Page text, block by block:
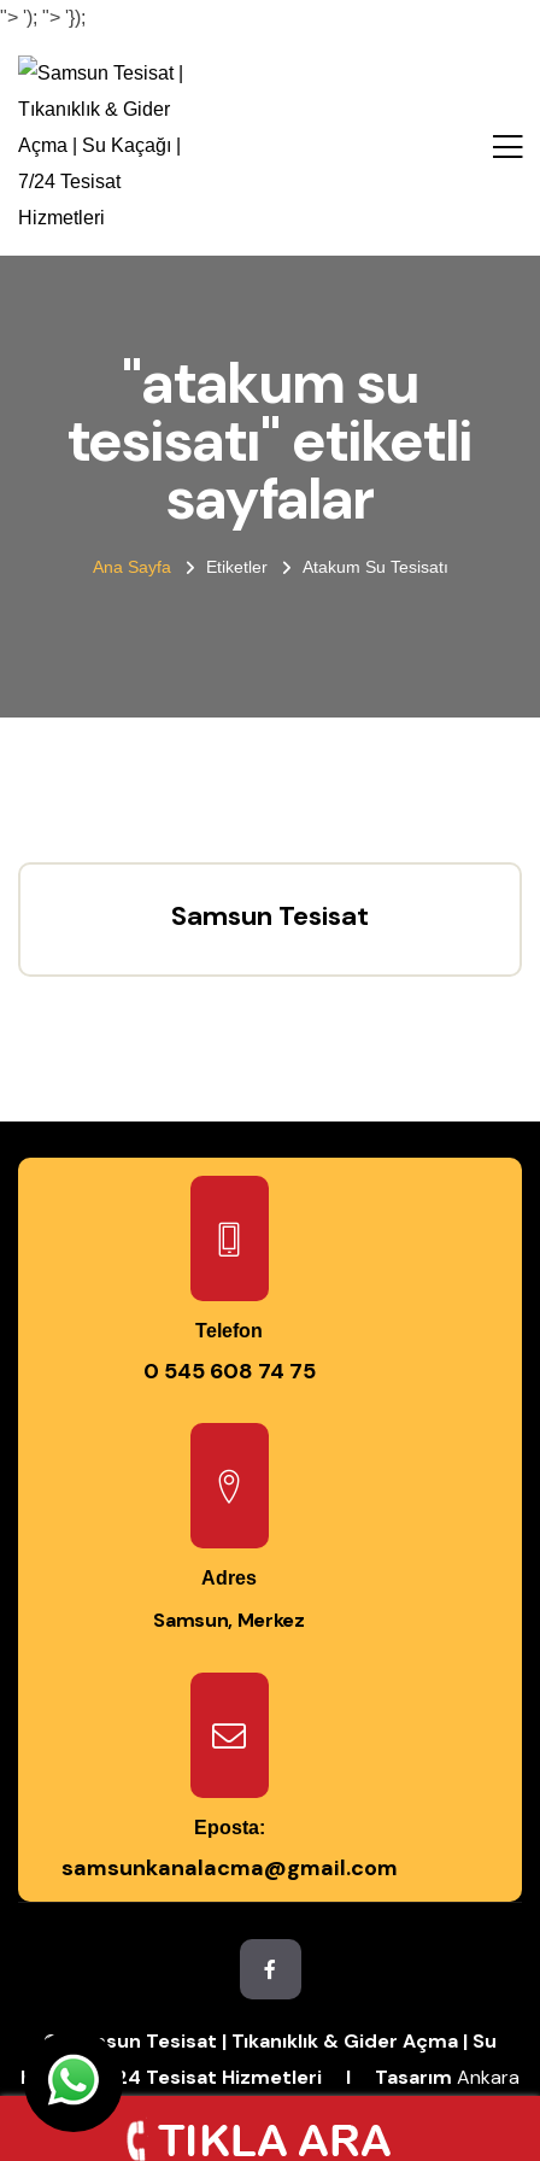
"> '); "> '});
"atakum su
tesisatı" etiketli
sayfalar
Ana Sayfa Etiketler Atakum Su Tesisatı
Samsun Tesisat
Telefon
0 545 608 74 75
Adres
Samsun, Merkez
Eposta:
samsunkanalacma@gmail.com
© Samsun Tesisat | Tıkanıklık & Gider Açma | Su
Kaçağı | 7/24 Tesisat Hizmetleri I Tasarım Ankara